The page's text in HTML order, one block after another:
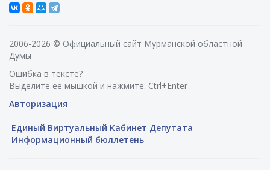
2006-2026 © Официальный сайт Мурманской областной
Думы
Ошибка в тексте?
Выделите ее мышкой и нажмите: Ctrl+Enter
Авторизация
Единый Виртуальный Кабинет Депутата
Информационный бюллетень